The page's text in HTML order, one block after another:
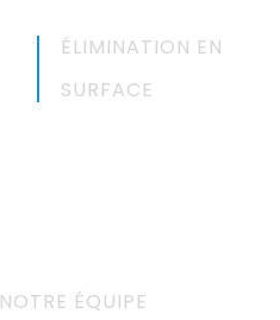
ÉLIMINATION EN
SURFACE
NOTRE ÉQUIPE